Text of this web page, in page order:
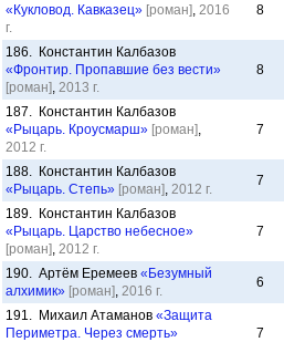
«Кукловод. Кавказец» [роман], 2016
г.
8
186. Константин Калбазов
«Фронтир. Пропавшие без вести»
[роман], 2013 г.
8
187. Константин Калбазов
«Рыцарь. Кроусмарш» [роман],
2012 г.
7
188. Константин Калбазов
«Рыцарь. Степь» [роман], 2012 г.
7
189. Константин Калбазов
«Рыцарь. Царство небесное»
[роман], 2012 г.
7
190. Артём Еремеев «Безумный
алхимик» [роман], 2016 г.
6
191. Михаил Атаманов «Защита
Периметра. Через смерть»
7